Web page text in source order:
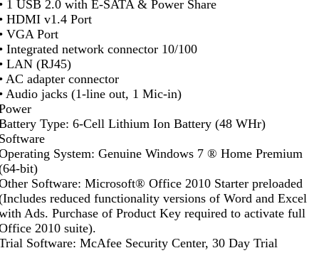
1 USB 2.0 with E-SATA & Power Share
HDMI v1.4 Port
VGA Port
Integrated network connector 10/100
LAN (RJ45)
AC adapter connector
Audio jacks (1-line out, 1 Mic-in)
Type: 6-Cell Lithium Ion Battery (48 WHr)
System: Genuine Windows 7 ® Home Premium
bit)
Software: Microsoft® Office 2010 Starter preloaded
reduced functionality versions of Word and Excel
Ads. Purchase of Product Key required to activate full
2010 suite).
Software: McAfee Security Center, 30 Day Trial